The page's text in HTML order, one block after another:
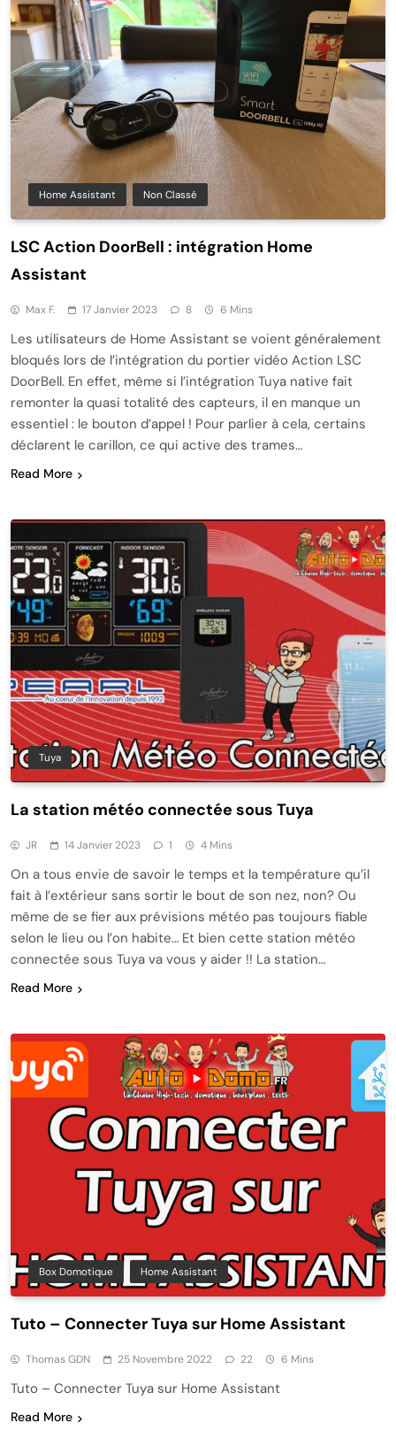
Home Assistant Non Classé
LSC Action DoorBell : intégration Home
Assistant
Max F. 17 Janvier 2023 8 6 Mins
Les utilisateurs de Home Assistant se voient généralement
bloqués lors de l’intégration du portier vidéo Action LSC
DoorBell. En effet, même si l’intégration Tuya native fait
remonter la quasi totalité des capteurs, il en manque un
essentiel : le bouton d’appel ! Pour parlier à cela, certains
déclarent le carillon, ce qui active des trames…
Read More
Tuya
La station météo connectée sous Tuya
JR 14 Janvier 2023 1 4 Mins
On a tous envie de savoir le temps et la température qu’il
fait à l’extérieur sans sortir le bout de son nez, non? Ou
même de se fier aux prévisions météo pas toujours fiable
selon le lieu ou l’on habite… Et bien cette station météo
connectée sous Tuya va vous y aider !! La station…
Read More
Box Domotique Home Assistant
Tuto – Connecter Tuya sur Home Assistant
Thomas GDN 25 Novembre 2022 22 6 Mins
Tuto – Connecter Tuya sur Home Assistant
Read More